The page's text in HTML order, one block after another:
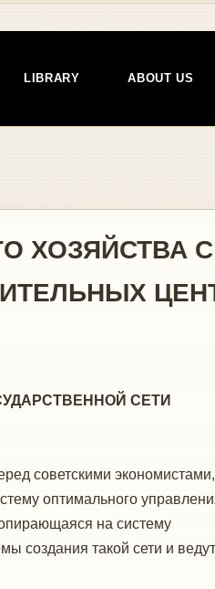
LIBRARY ABOUT US
ХОЗЯЙСТВА С
СЕТИ
советскими экономиста­ми,
оптимального
на систе­му
создания такой сети и